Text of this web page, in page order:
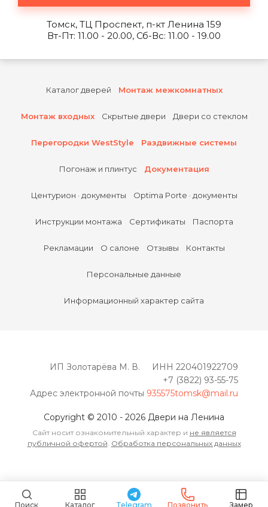
Томск, ТЦ Проспект, п-кт Ленина 159
Вт-Пт: 11.00 - 20.00, Сб-Вс: 11.00 - 19.00
Каталог дверей Монтаж межкомнатных
Монтаж входных Скрытые двери Двери со стеклом
Перегородки WestStyle Раздвижные системы
Погонаж и плинтус Документация
Центурион · документы Optima Porte · документы
Инструкции монтажа Сертификаты Паспорта
Рекламации О салоне Отзывы Контакты
Персональные данные
Информационный характер сайта
Copyright © 2010 - 2026 Двери на Ленина
Сайт носит ознакомительный характер и не является
публичной офертой. Обработка персональных данных
ИП Золотарёва М. В. ИНН 220401922709
+7 (3822) 93-55-75
Адрес электронной почты 935575tomsk@mail.ru
Поиск Каталог Telegram Позвонить Замер